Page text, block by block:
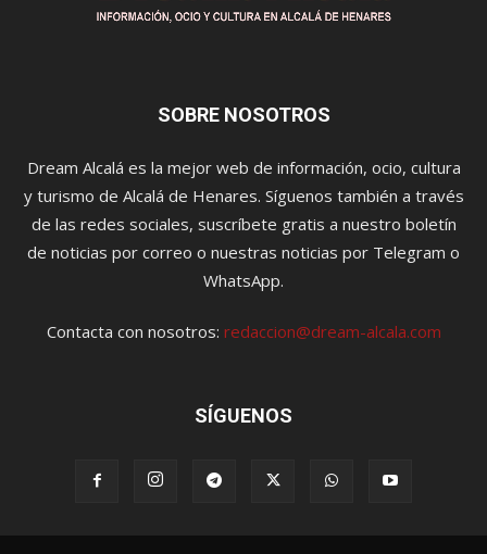
SOBRE NOSOTROS
Dream Alcalá es la mejor web de información, ocio, cultura
y turismo de Alcalá de Henares. Síguenos también a través
de las redes sociales, suscríbete gratis a nuestro boletín
de noticias por correo o nuestras noticias por Telegram o
WhatsApp.
Contacta con nosotros: redaccion@dream-alcala.com
SÍGUENOS